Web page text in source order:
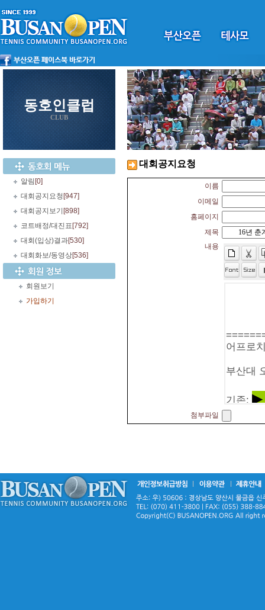
동호인클럽
CLUB
알림 [0]
대회공지요청 [947]
대회공지보기 [898]
코트배정/대진표 [792]
대회(입상)결과[530]
대회화보/동영상[536]
회원보기
가입하기
대회공지요청
이름
이메일
홈페이지
제목
내용
첨부파일